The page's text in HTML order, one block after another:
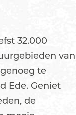
32.000
van
te
Ede. Geniet
de